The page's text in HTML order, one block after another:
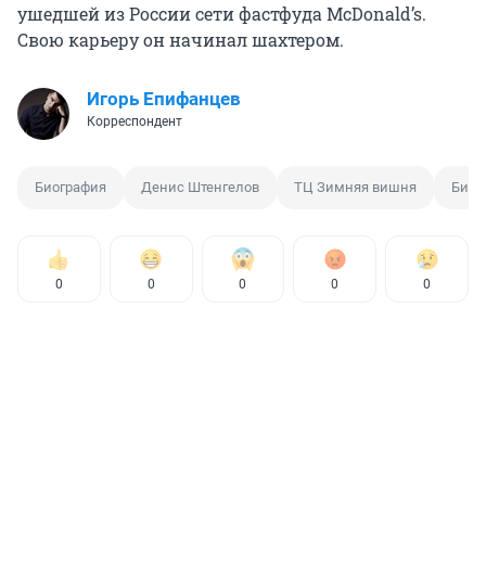
ушедшей из России сети фастфуда McDonald’s.
Свою карьеру он начинал шахтером.
Игорь Епифанцев
Корреспондент
Биография Денис Штенгелов ТЦ Зимняя вишня
0 0 0 0 0